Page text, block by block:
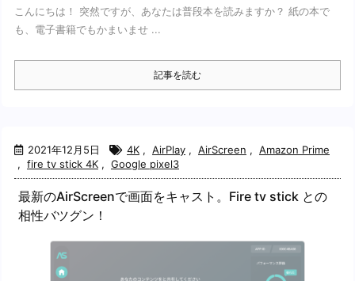
こんにちは！ 突然ですが、あなたは普段本を読みますか？ 紙の本で
も、電子書籍でもかまいませ ...
記事を読む
2021年12月5日 4K , AirPlay , AirScreen , Amazon Prime
, fire tv stick 4K , Google pixel3
最新のAirScreenで画面をキャスト。Fire tv stick との
相性バツグン！